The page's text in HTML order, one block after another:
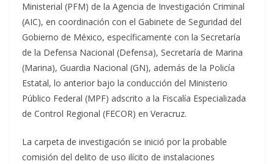
Ministerial (PFM) de la Agencia de Investigación Criminal
(AIC), en coordinación con el Gabinete de Seguridad del
Gobierno de México, específicamente con la Secretaría
de la Defensa Nacional (Defensa), Secretaría de Marina
(Marina), Guardia Nacional (GN), además de la Policía
Estatal, lo anterior bajo la conducción del Ministerio
Público Federal (MPF) adscrito a la Fiscalía Especializada
de Control Regional (FECOR) en Veracruz.
La carpeta de investigación se inició por la probable
comisión del delito de uso ilícito de instalaciones